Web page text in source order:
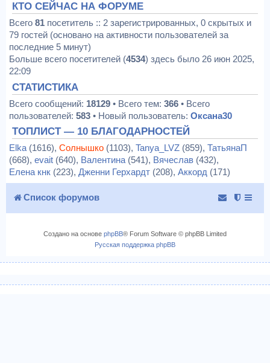
КТО СЕЙЧАС НА ФОРУМЕ
Всего 81 посетитель :: 2 зарегистрированных, 0 скрытых и
79 гостей (основано на активности пользователей за
последние 5 минут)
Больше всего посетителей (4534) здесь было 26 июн 2025,
22:09
СТАТИСТИКА
Всего сообщений: 18129 • Всего тем: 366 • Всего
пользователей: 583 • Новый пользователь: Оксана30
ТОПЛИСТ — 10 БЛАГОДАРНОСТЕЙ
Elka (1616), Солнышко (1103), Tanya_LVZ (859), ТатьянаП
(668), evait (640), Валентина (541), Вячеслав (432),
Елена кнк (223), Дженни Герхардт (208), Аккорд (171)
Список форумов
Создано на основе phpBB® Forum Software © phpBB Limited
Русская поддержка phpBB